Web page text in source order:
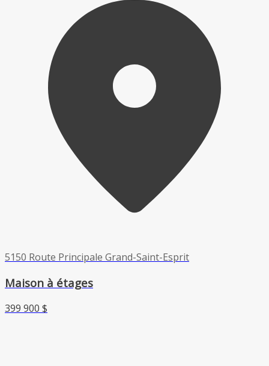
5150 Route Principale Grand-Saint-Esprit
Maison à étages
399 900 $